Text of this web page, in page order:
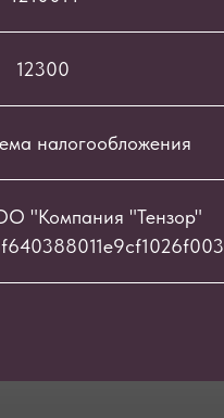
12300
налогообложения
"Компания "Тензор"